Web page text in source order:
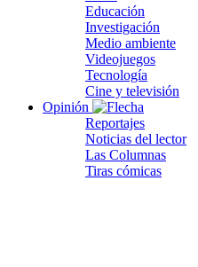
Educación
Investigación
Medio ambiente
Videojuegos
Tecnología
Cine y televisión
Opinión
Reportajes
Noticias del lector
Las Columnas
Tiras cómicas